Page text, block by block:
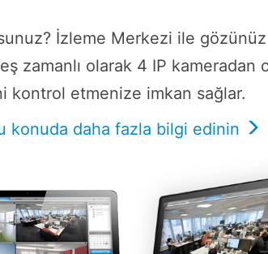
İzleme Merkezi ile
olarak 4 IP kameradan
kontrol etmenize imkan sağlar.
konuda daha fazla bilgi edinin